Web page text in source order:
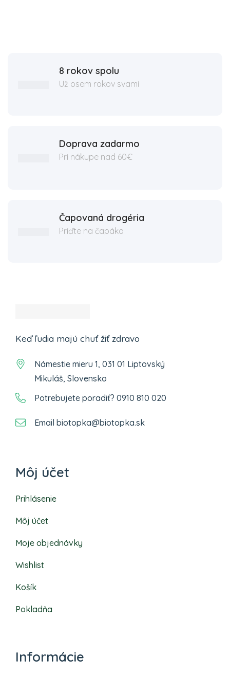
8 rokov spolu
Už osem rokov svami
Doprava zadarmo
Pri nákupe nad 60€
Čapovaná drogéria
Príďte na čapáka
Keď ľudia majú chuť žiť zdravo
Námestie mieru 1, 031 01 Liptovský
Mikuláš, Slovensko
Potrebujete poradiť? 0910 810 020
Email biotopka@biotopka.sk
Môj účet
Prihlásenie
Môj účet
Moje objednávky
Wishlist
Košík
Pokladňa
Informácie